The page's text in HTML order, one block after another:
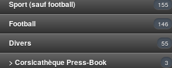
Sport (sauf football) 155
Football 146
Divers 55
> Corsicathèque Press-Book 3